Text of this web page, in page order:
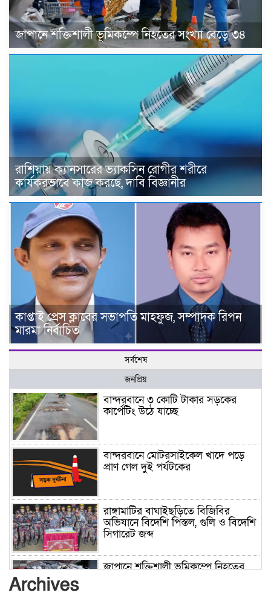
জাপানে শক্তিশালী ভূমিকম্পে নিহতের সংখ্যা বেড়ে ৩৪
রাশিয়ায় ক্যানসারের ভ্যাকসিন রোগীর শরীরে
কার্যকরভাবে কাজ করছে, দাবি বিজ্ঞানীর
কাপ্তাই প্রেস ক্লাবের সভাপতি মাহফুজ, সম্পাদক রিপন
মারমা নির্বাচিত
সর্বশেষ
জনপ্রিয়
বান্দরবানে ৩ কোটি টাকার সড়কের
কার্পেটিং উঠে যাচ্ছে
বান্দরবানে মোটরসাইকেল খাদে পড়ে
প্রাণ গেল দুই পর্যটকের
রাঙ্গামাটির বাঘাইছড়িতে বিজিবির
অভিযানে বিদেশি পিস্তল, গুলি ও বিদেশি
সিগারেট জব্দ
জাপানে শক্তিশালী ভূমিকম্পে নিহতের
Archives